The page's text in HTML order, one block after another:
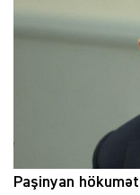
Paşinyan